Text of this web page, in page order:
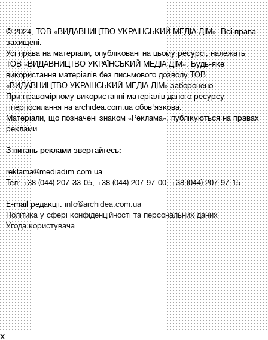
© 2024, ТОВ «ВИДАВНИЦТВО УКРАЇНСЬКИЙ МЕДІА ДІМ». Всі права
захищені.
Усі права на матеріали, опубліковані на цьому ресурсі, належать
ТОВ «ВИДАВНИЦТВО УКРАЇНСЬКИЙ МЕДІА ДІМ». Будь-яке
використання матеріалів без письмового дозволу ТОВ
«ВИДАВНИЦТВО УКРАЇНСЬКИЙ МЕДІА ДІМ» заборонено.
При правомірному використанні матеріалів даного ресурсу
гіперпосилання на archidea.com.ua обов'язкова.
Матеріали, що позначені знаком «Реклама», публікуються на правах
реклами.
З питань реклами звертайтесь:
reklama@mediadim.com.ua
Тел: +38 (044) 207-33-05, +38 (044) 207-97-00, +38 (044) 207-97-15.
E-mail редакції:info@archidea.com.ua
Політика у сфері конфіденційності та персональних даних
Угода користувача
x